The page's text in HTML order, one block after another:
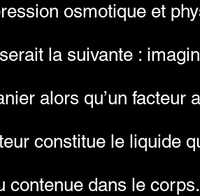
osmotique et
la suivante :
alors qu’un facteur
constitue le liquide
contenue dans le corps.